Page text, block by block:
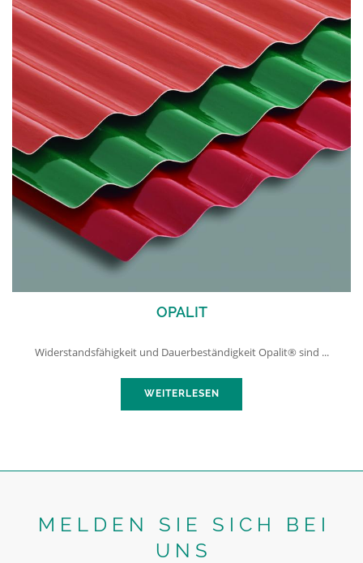
OPALIT
Widerstandsfähigkeit und Dauerbeständigkeit Opalit® sind ...
WEITERLESEN
MELDEN SIE SICH BEI
UNS